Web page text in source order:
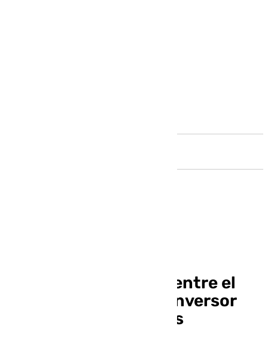
Se rompe el acuerdo entre el
Sevilla FC y el grupo inversor
ligado a Sergio Ramos